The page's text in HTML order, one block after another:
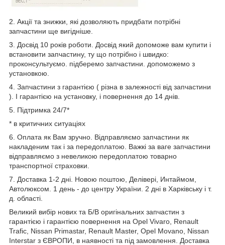
2. Акції та знижки, які дозволяють придбати потрібні
запчастини ще вигідніше.
3. Досвід 10 років роботи. Досвід який допоможе вам купити і
встановити запчастину, ту що потрібно і швидко:
проконсультуємо. підберемо запчастини. допоможемо з
установкою.
4. Запчастини з гарантією ( різна в залежності від запчастини
). І гарантією на установку, і повернення до 14 днів.
5. Підтримка 24/7*
* в критичних ситуаціях
6. Оплата як Вам зручно. Відправляємо запчастини як
накладеним так і за передоплатою. Важкі за ваге запчастини
відправляємо з невеликою передоплатою товарно
транспортної страховки.
7. Доставка 1-2 дні. Новою поштою, Делівері, Интаймом,
Автолюксом. 1 день - до центру України. 2 дні в Харківську і т.
д. області.
Великий вибір нових та Б/В оригінальних запчастин з
гарантією і гарантією повернення на Opel Vivaro, Renault
Trafic, Nissan Primastar, Renault Master, Opel Movano, Nissan
Interstar з ЄВРОПИ, в наявності та під замовлення. Доставка